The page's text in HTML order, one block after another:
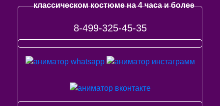
классическом костюме на 4 часа и более
8-499-325-45-35